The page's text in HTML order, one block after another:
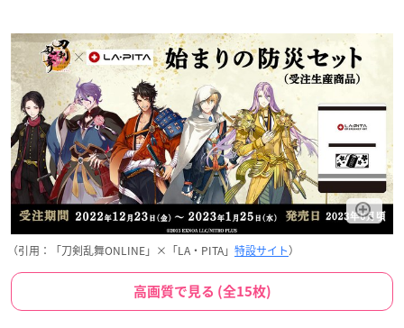
（引用：「刀剣乱舞ONLINE」×「LA・PITA」 特設サイト）
高画質で見る (全15枚)